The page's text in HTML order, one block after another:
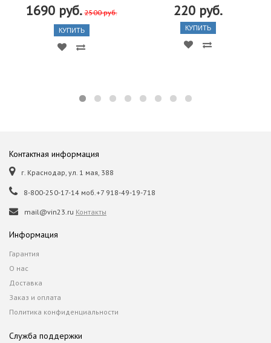
1690 руб. 2500 руб.
КУПИТЬ
220 руб.
КУПИТЬ
Контактная информация
г. Краснодар, ул. 1 мая, 388
8-800-250-17-14 моб.+7 918-49-19-718
mail@vin23.ru Контакты
Информация
Гарантия
О нас
Доставка
Заказ и оплата
Политика конфиденциальности
Служба поддержки